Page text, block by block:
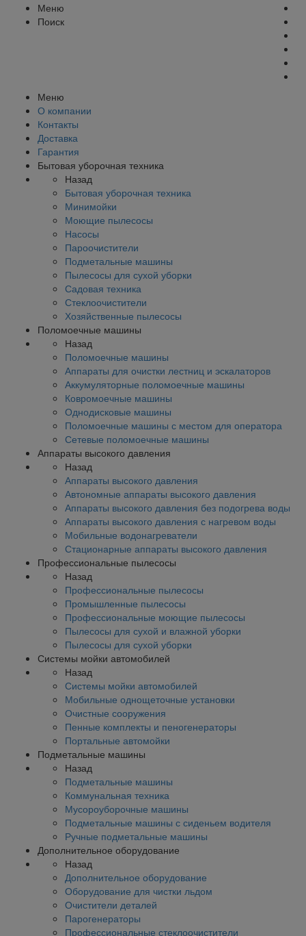
Меню
Поиск
Меню
О компании
Контакты
Доставка
Гарантия
Бытовая уборочная техника
Назад
Бытовая уборочная техника
Минимойки
Моющие пылесосы
Насосы
Пароочистители
Подметальные машины
Пылесосы для сухой уборки
Садовая техника
Стеклоочистители
Хозяйственные пылесосы
Поломоечные машины
Назад
Поломоечные машины
Аппараты для очистки лестниц и эскалаторов
Аккумуляторные поломоечные машины
Ковромоечные машины
Однодисковые машины
Поломоечные машины с местом для оператора
Сетевые поломоечные машины
Аппараты высокого давления
Назад
Аппараты высокого давления
Автономные аппараты высокого давления
Аппараты высокого давления без подогрева воды
Аппараты высокого давления с нагревом воды
Мобильные водонагреватели
Стационарные аппараты высокого давления
Профессиональные пылесосы
Назад
Профессиональные пылесосы
Промышленные пылесосы
Профессиональные моющие пылесосы
Пылесосы для сухой и влажной уборки
Пылесосы для сухой уборки
Системы мойки автомобилей
Назад
Системы мойки автомобилей
Мобильные однощеточные установки
Очистные сооружения
Пенные комплекты и пеногенераторы
Портальные автомойки
Подметальные машины
Назад
Подметальные машины
Коммунальная техника
Мусороуборочные машины
Подметальные машины с сиденьем водителя
Ручные подметальные машины
Дополнительное оборудование
Назад
Дополнительное оборудование
Оборудование для чистки льдом
Очистители деталей
Парогенераторы
Профессиональные стеклоочистители